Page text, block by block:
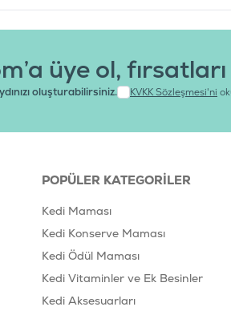
üye ol,
oluşturabilirsiniz. KVKK Sözleşmesi'ni
POPÜLER KATEGORILER
Kedi Maması
Kedi Konserve Maması
Kedi Ödül Maması
Kedi Vitaminler ve Ek Besinler
Kedi Aksesuarları